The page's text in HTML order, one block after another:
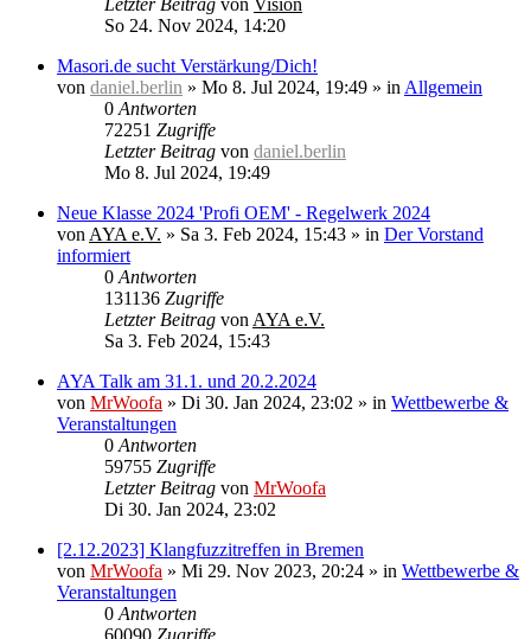
Letzter Beitrag von Vision
So 24. Nov 2024, 14:20
Masori.de sucht Verstärkung/Dich!
von daniel.berlin » Mo 8. Jul 2024, 19:49 » in Allgemein
0 Antworten
72251 Zugriffe
Letzter Beitrag von daniel.berlin
Mo 8. Jul 2024, 19:49
Neue Klasse 2024 'Profi OEM' - Regelwerk 2024
von AYA e.V. » Sa 3. Feb 2024, 15:43 » in Der Vorstand
informiert
0 Antworten
131136 Zugriffe
Letzter Beitrag von AYA e.V.
Sa 3. Feb 2024, 15:43
AYA Talk am 31.1. und 20.2.2024
von MrWoofa » Di 30. Jan 2024, 23:02 » in Wettbewerbe &
Veranstaltungen
0 Antworten
59755 Zugriffe
Letzter Beitrag von MrWoofa
Di 30. Jan 2024, 23:02
[2.12.2023] Klangfuzzitreffen in Bremen
von MrWoofa » Mi 29. Nov 2023, 20:24 » in Wettbewerbe &
Veranstaltungen
0 Antworten
60090 Zugriffe